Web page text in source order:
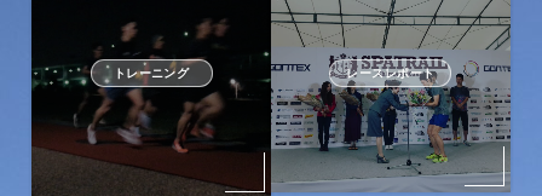
トレーニング レースレポート